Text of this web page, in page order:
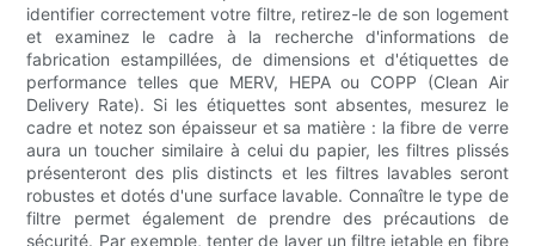
identifier correctement votre filtre, retirez-le de son logement
et examinez le cadre à la recherche d'informations de
fabrication estampillées, de dimensions et d'étiquettes de
performance telles que MERV, HEPA ou COPP (Clean Air
Delivery Rate). Si les étiquettes sont absentes, mesurez le
cadre et notez son épaisseur et sa matière : la fibre de verre
aura un toucher similaire à celui du papier, les filtres plissés
présenteront des plis distincts et les filtres lavables seront
robustes et dotés d'une surface lavable. Connaître le type de
filtre permet également de prendre des précautions de
sécurité. Par exemple, tenter de laver un filtre jetable en fibre